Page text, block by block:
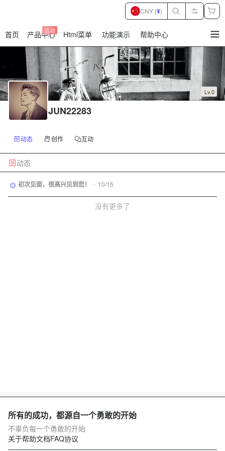
首页 产品中心
活动 Html菜单 功能演示 帮助中心
CNY (¥)
Lv.0
JUN22283
动态 创作 互动
动态
初次见面，很高兴见到您！ • 10/15
没有更多了
所有的成功，都源自一个勇敢的开始
不辜负每一个勇敢的开始
关于帮助文档FAQ协议